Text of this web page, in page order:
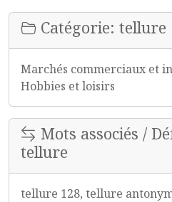
Catégorie: tellure
Marchés commerciaux et
Hobbies et loisirs
Mots associés /
tellure
tellure 128, tellure